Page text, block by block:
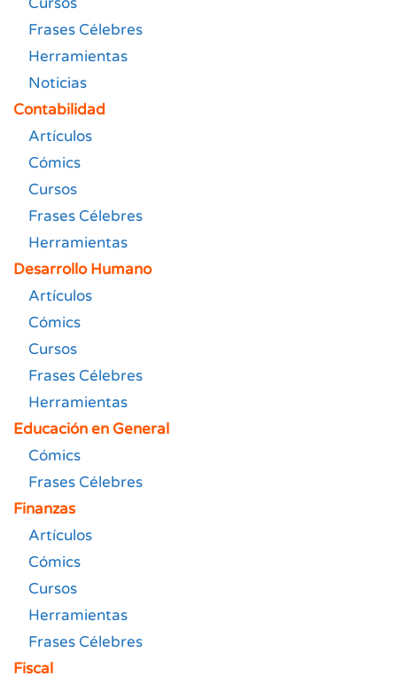
Frases Célebres
Herramientas
Noticias
Contabilidad
Artículos
Cómics
Cursos
Frases Célebres
Herramientas
Desarrollo Humano
Artículos
Cómics
Cursos
Frases Célebres
Herramientas
Educación en General
Cómics
Frases Célebres
Finanzas
Artículos
Cómics
Cursos
Herramientas
Frases Célebres
Fiscal